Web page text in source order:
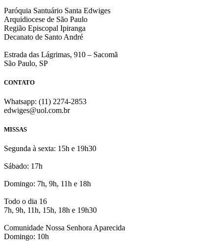
Paróquia Santuário Santa Edwiges
Arquidiocese de São Paulo
Região Episcopal Ipiranga
Decanato de Santo André
Estrada das Lágrimas, 910 – Sacomã
São Paulo, SP
CONTATO
Whatsapp: (11) 2274-2853
edwiges@uol.com.br
MISSAS
Segunda à sexta: 15h e 19h30
Sábado: 17h
Domingo: 7h, 9h, 11h e 18h
Todo o dia 16
7h, 9h, 11h, 15h, 18h e 19h30
Comunidade Nossa Senhora Aparecida
Domingo: 10h